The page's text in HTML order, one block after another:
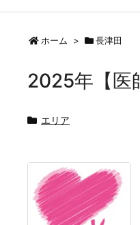
ホーム > 長津田
2025年【医
エリア